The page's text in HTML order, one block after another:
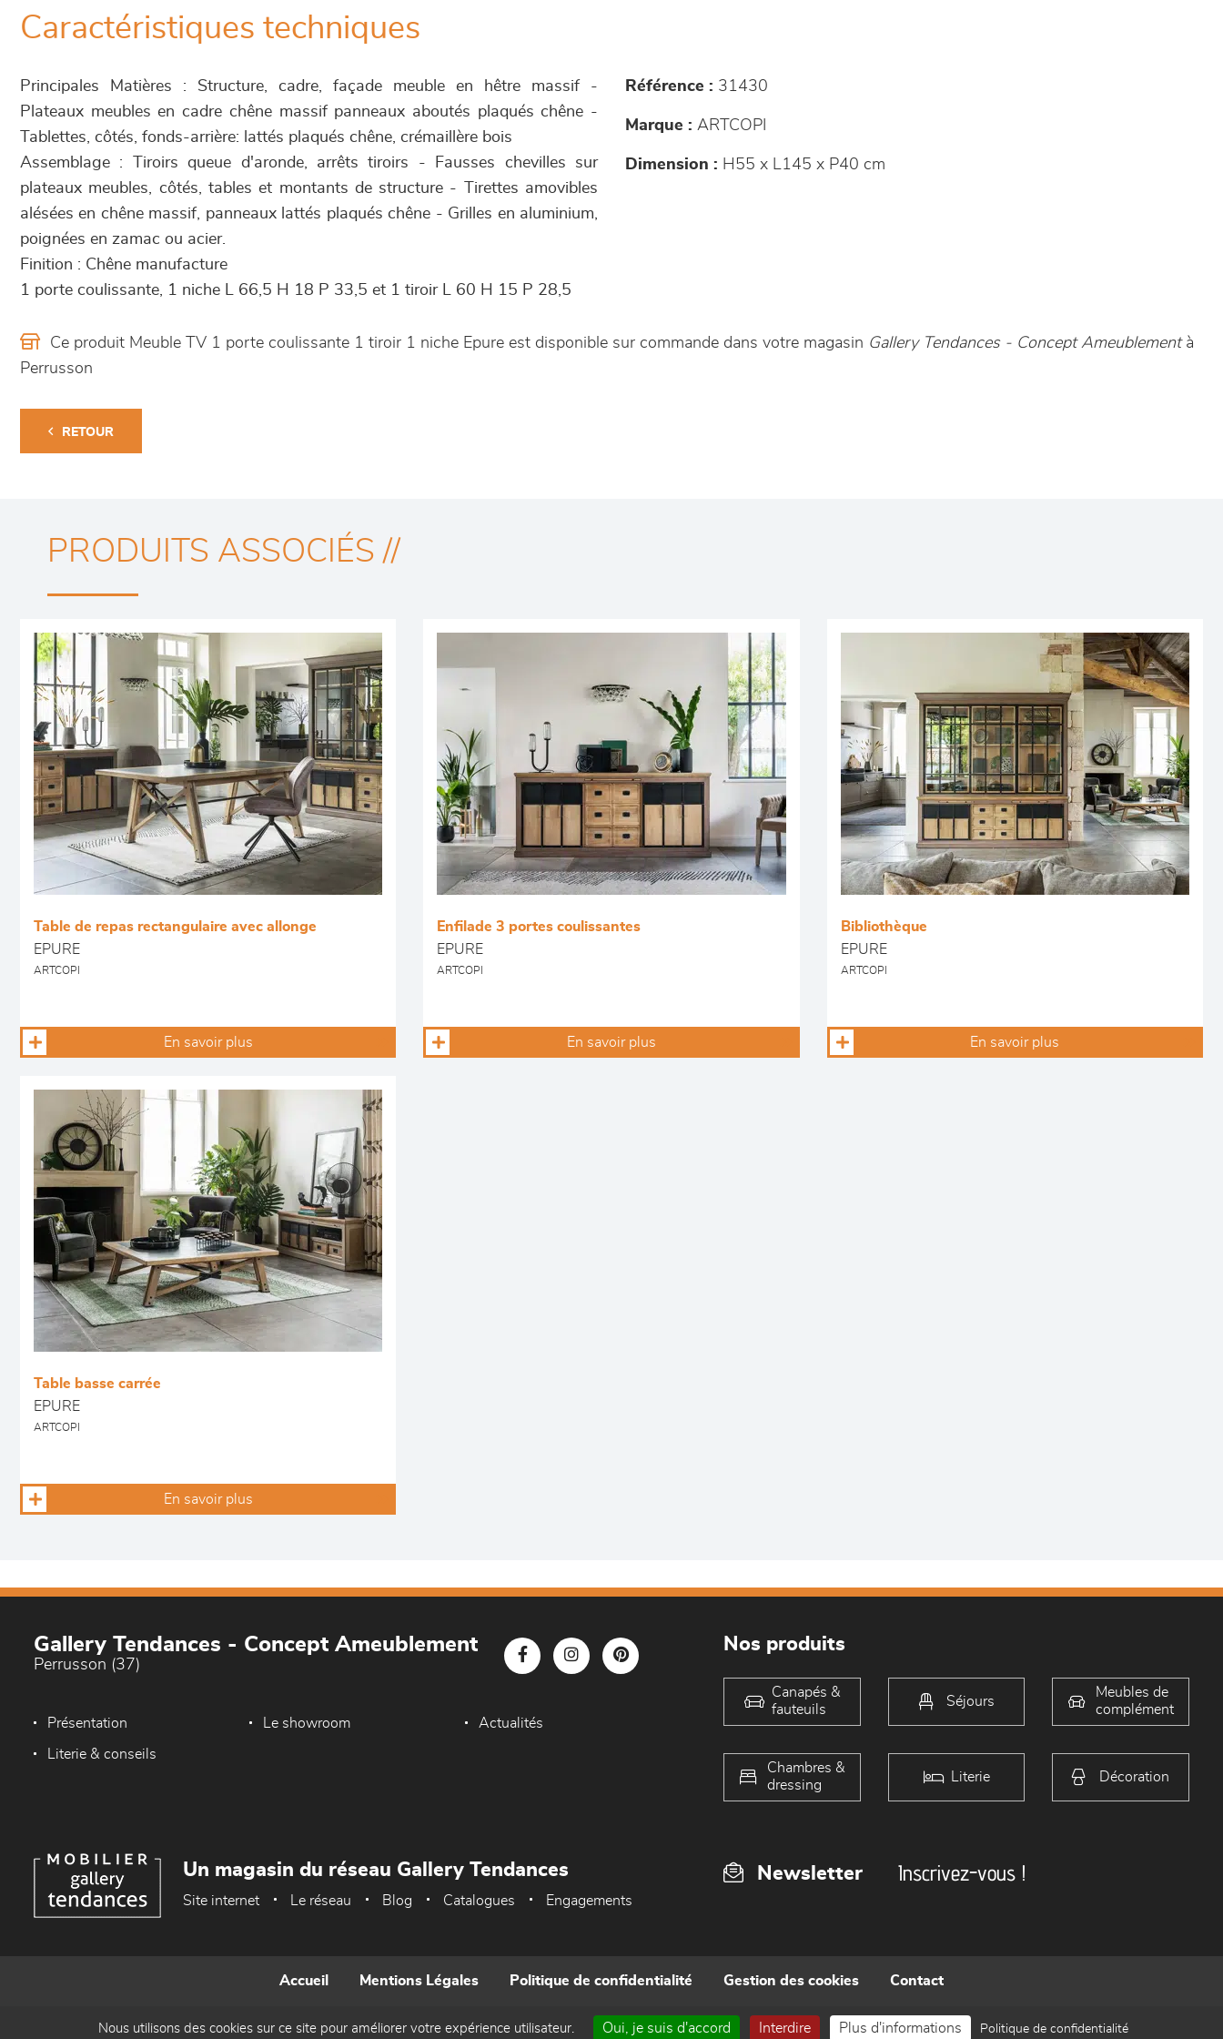
Caractéristiques techniques
Principales Matières : Structure, cadre, façade meuble en hêtre massif -
Plateaux meubles en cadre chêne massif panneaux aboutés plaqués chêne -
Tablettes, côtés, fonds-arrière: lattés plaqués chêne, crémaillère bois
Assemblage : Tiroirs queue d'aronde, arrêts tiroirs - Fausses chevilles sur
plateaux meubles, côtés, tables et montants de structure - Tirettes amovibles
alésées en chêne massif, panneaux lattés plaqués chêne - Grilles en aluminium,
poignées en zamac ou acier.
Finition : Chêne manufacture
1 porte coulissante, 1 niche L 66,5 H 18 P 33,5 et 1 tiroir L 60 H 15 P 28,5
Référence : 31430
Marque : ARTCOPI
Dimension : H55 x L145 x P40 cm
Ce produit Meuble TV 1 porte coulissante 1 tiroir 1 niche Epure est disponible sur commande dans votre magasin Gallery Tendances - Concept Ameublement à
Perrusson
RETOUR
PRODUITS ASSOCIÉS //
Table de repas rectangulaire avec allonge
EPURE
ARTCOPI
En savoir plus
Enfilade 3 portes coulissantes
EPURE
ARTCOPI
En savoir plus
Bibliothèque
EPURE
ARTCOPI
En savoir plus
Table basse carrée
EPURE
ARTCOPI
En savoir plus
Gallery Tendances - Concept Ameublement
Perrusson (37)
Présentation Le showroom Actualités
Literie & conseils
Nos produits
Canapés &
fauteuils
Séjours
Meubles de
complément
Chambres &
dressing
Literie Décoration
Newsletter Inscrivez-vous !
Un magasin du réseau Gallery Tendances
Site internet Le réseau Blog Catalogues Engagements
Accueil Mentions Légales Politique de confidentialité Gestion des cookies Contact
Réalisé par WEB Enseignes
Nous utilisons des cookies sur ce site pour améliorer votre expérience utilisateur. Oui, je suis d'accord Interdire Plus d'informations Politique de confidentialité